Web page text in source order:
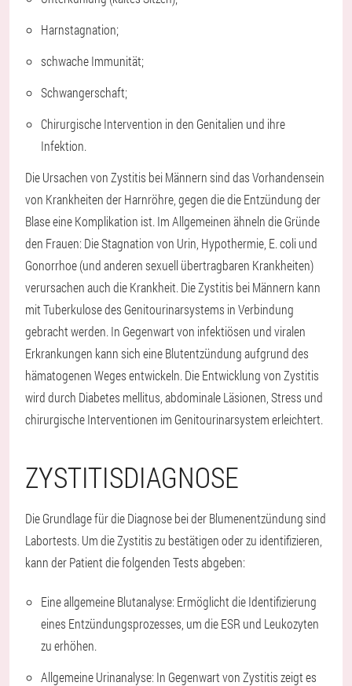
Harnstagnation;
schwache Immunität;
Schwangerschaft;
Chirurgische Intervention in den Genitalien und ihre
Infektion.
Die Ursachen von Zystitis bei Männern sind das Vorhandensein
von Krankheiten der Harnröhre, gegen die die Entzündung der
Blase eine Komplikation ist. Im Allgemeinen ähneln die Gründe
den Frauen: Die Stagnation von Urin, Hypothermie, E. coli und
Gonorrhoe (und anderen sexuell übertragbaren Krankheiten)
verursachen auch die Krankheit. Die Zystitis bei Männern kann
mit Tuberkulose des Genitourinarsystems in Verbindung
gebracht werden. In Gegenwart von infektiösen und viralen
Erkrankungen kann sich eine Blutentzündung aufgrund des
hämatogenen Weges entwickeln. Die Entwicklung von Zystitis
wird durch Diabetes mellitus, abdominale Läsionen, Stress und
chirurgische Interventionen im Genitourinarsystem erleichtert.
ZYSTITISDIAGNOSE
Die Grundlage für die Diagnose bei der Blumenentzündung sind
Labortests. Um die Zystitis zu bestätigen oder zu identifizieren,
kann der Patient die folgenden Tests abgeben:
Eine allgemeine Blutanalyse: Ermöglicht die Identifizierung
eines Entzündungsprozesses, um die ESR und Leukozyten
zu erhöhen.
Allgemeine Urinanalyse: In Gegenwart von Zystitis zeigt es